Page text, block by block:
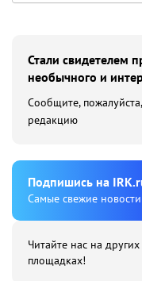
Стали свидетелем
необычного и
Сообщите,
редакцию
Подпишиcь на
Cамые свежие
Читайте нас на других
площадках!